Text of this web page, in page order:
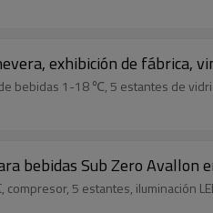
exhibición de fábrica,
1-18 ℃, 5 estantes de
bebidas Sub Zero Avallon
5 estantes, iluminación